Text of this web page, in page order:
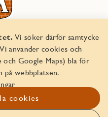
Vi söker därför samtycke
använder cookies och
Google Maps) bla för
webbplatsen.
cookies
2026
556045-2103